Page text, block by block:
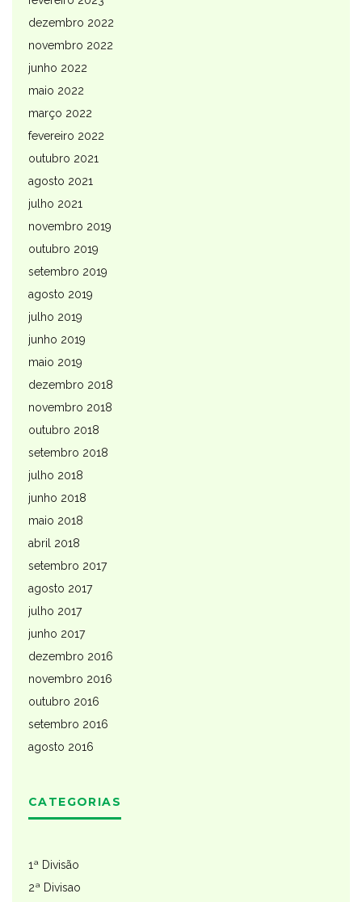
dezembro 2022
novembro 2022
junho 2022
maio 2022
março 2022
fevereiro 2022
outubro 2021
agosto 2021
julho 2021
novembro 2019
outubro 2019
setembro 2019
agosto 2019
julho 2019
junho 2019
maio 2019
dezembro 2018
novembro 2018
outubro 2018
setembro 2018
julho 2018
junho 2018
maio 2018
abril 2018
setembro 2017
agosto 2017
julho 2017
junho 2017
dezembro 2016
novembro 2016
outubro 2016
setembro 2016
agosto 2016
CATEGORIAS
1ª Divisão
2ª Divisao